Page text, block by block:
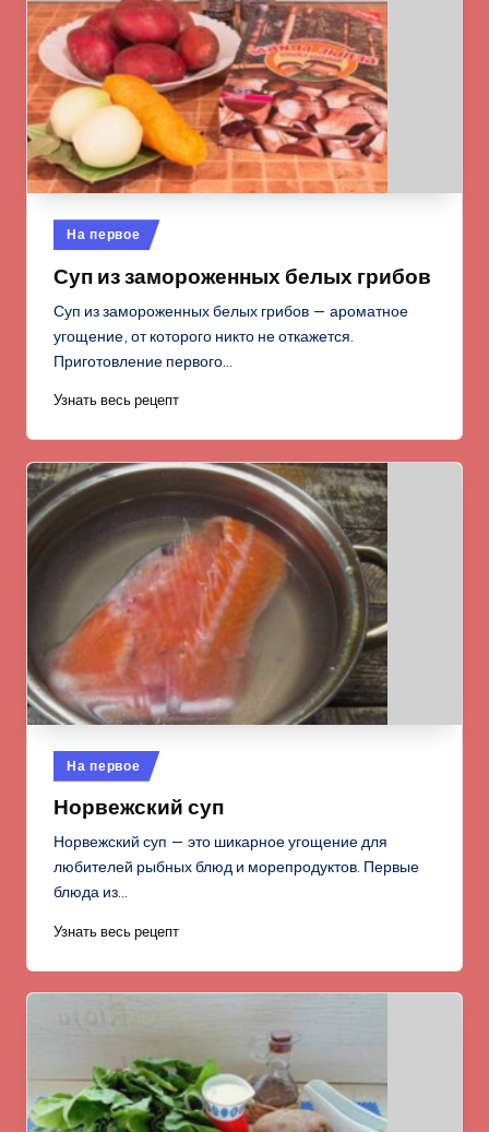
Опубликовано
в
На первое
Суп из замороженных белых грибов
Суп из замороженных белых грибов — ароматное
угощение, от которого никто не откажется.
Приготовление первого…
Узнать весь рецепт
Опубликовано
в
На первое
Норвежский суп
Норвежский суп — это шикарное угощение для
любителей рыбных блюд и морепродуктов. Первые
блюда из…
Узнать весь рецепт